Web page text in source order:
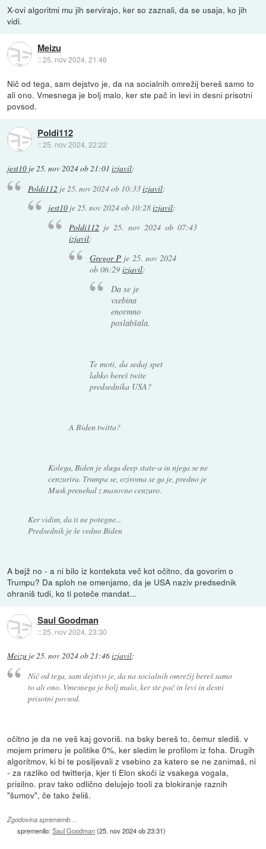
X-ovi algoritmi mu jih servirajo, ker so zaznali, da se usaja, ko jih
vidi.
Meizu
::25. nov 2024, 21:46
Nič od tega, sam dejstvo je, da na socialnih omrežij bereš samo to
ali ono. Vmesnega je bolj malo, ker ste pač in levi in desni prisotni
povsod.
Poldi112
::25. nov 2024, 22:22
jest10 je25. nov 2024 ob 21:01 izjavil:
Poldi112je 25. nov 2024 ob 10:33izjavil:
jest10 je25. nov 2024 ob 10:28izjavil:
Poldi112je25. nov 2024 ob 07:43
izjavil:
Gregor P je 25. nov 2024
ob 06:29 izjavil:
Da se je
vsebina
enormno
poslabšala.
Te moti, da sedaj spet
lahko bereš twite
predsednika USA?
A Biden twitta?
Kolega, Biden je sluga deep state-a in njega se ne
cenzurira. Trumpa se, oziroma se ga je, predno je
Musk prenehal z masovno cenzuro.
Ker vidim, da ti ne potegne...
Predsednik je še vedno Biden
A bejž no - a ni bilo iz konteksta več kot očitno, da govorim o
Trumpu? Da sploh ne omenjamo, da je USA naziv predsednik
ohraniš tudi, ko ti poteče mandat...
Saul Goodman
::25. nov 2024, 23:30
Meizu je25. nov 2024 ob 21:46izjavil:
Nič od tega, sam dejstvo je, da na socialnih omrežij bereš samo
to ali ono. Vmesnega je bolj malo, ker ste pač in levi in desni
prisotni povsod.
očitno je da ne veš kaj govoriš. na bsky bereš to, čemur slediš. v
mojem primeru je politike 0%, ker sledim le profilom iz foha. Drugih
algoritmov, ki bi te posiljevali z vsebino za katero se ne zanimaš, ni
- za razliko od twitterja, kjer ti Elon skoči iz vsakega vogala,
prisilno. prav tako odlično delujejo tooli za blokiranje raznih
"šumov", če tako želiš.
Zgodovina sprememb…
spremenilo:Saul Goodman(25. nov 2024 ob 23:31)